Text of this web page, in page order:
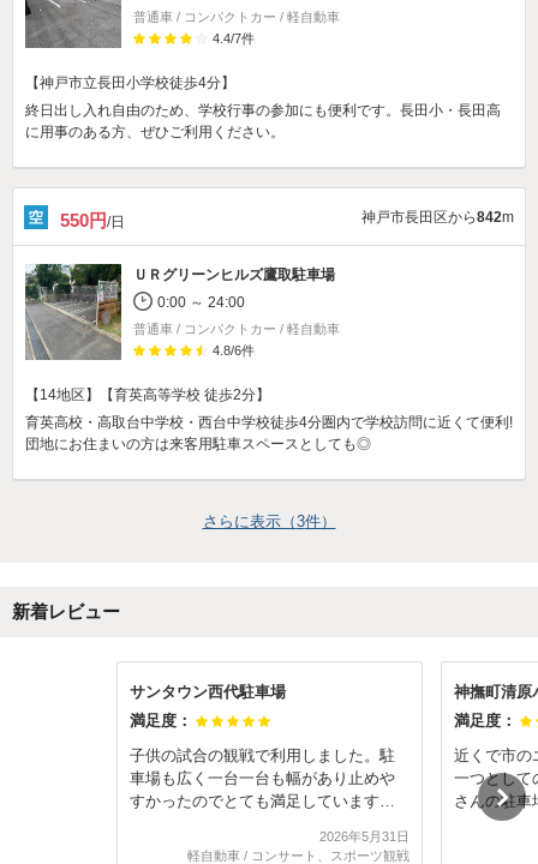
普通車 / コンパクトカー / 軽自動車
4.4/7件
【神戸市立長田小学校徒歩4分】
終日出し入れ自由のため、学校行事の参加にも便利です。長田小・長田高
に用事のある方、ぜひご利用ください。
550円/日 神戸市長田区から842m
ＵＲグリーンヒルズ鷹取駐車場
0:00 ～ 24:00
普通車 / コンパクトカー / 軽自動車
4.8/6件
【14地区】【育英高等学校 徒歩2分】
育英高校・高取台中学校・西台中学校徒歩4分圏内で学校訪問に近くて便利!
団地にお住まいの方は来客用駐車スペースとしても◎
さらに表示（3件）
新着レビュー
サンタウン西代駐車場
満足度：
子供の試合の観戦で利用しました。駐
車場も広く一台一台も幅があり止めや
すかったのでとても満足しています。
も食べに行けて本当に助かりました。
2026年5月31日
軽自動車/ コンサート、スポーツ観戦
神撫町清原
満足度：
近くで市の
一つとして
さんの駐車
いのが見